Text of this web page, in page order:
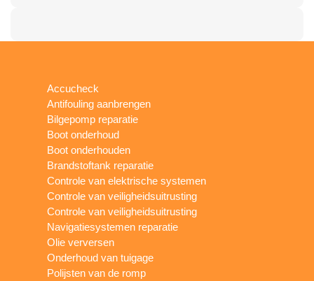
Accucheck
Antifouling aanbrengen
Bilgepomp reparatie
Boot onderhoud
Boot onderhouden
Brandstoftank reparatie
Controle van elektrische systemen
Controle van veiligheidsuitrusting
Controle van veiligheidsuitrusting
Navigatiesystemen reparatie
Olie verversen
Onderhoud van tuigage
Polijsten van de romp